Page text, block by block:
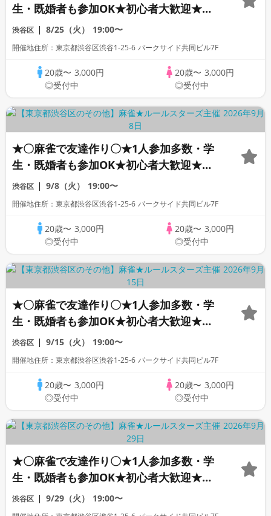
生・既婚者も参加OK★初心者大歓迎★初
心者向けリーグ戦★｜社会人友達作り麻雀
サークル☆ルールスターズ
渋谷区 8/25（火） 19:00〜
開催地住所：東京都渋谷区渋谷1-25-6 パークサイド共同ビル7F
20歳〜 3,000円
◎受付中
20歳〜 3,000円
◎受付中
★〇麻雀で友達作り〇★1人参加多数・学
生・既婚者も参加OK★初心者大歓迎★初
心者向けリーグ戦★｜社会人友達作り麻雀
サークル☆ルールスターズ
渋谷区 9/8（火） 19:00〜
開催地住所：東京都渋谷区渋谷1-25-6 パークサイド共同ビル7F
20歳〜 3,000円
◎受付中
20歳〜 3,000円
◎受付中
★〇麻雀で友達作り〇★1人参加多数・学
生・既婚者も参加OK★初心者大歓迎★初
心者向けリーグ戦★｜社会人友達作り麻雀
サークル☆ルールスターズ
渋谷区 9/15（火） 19:00〜
開催地住所：東京都渋谷区渋谷1-25-6 パークサイド共同ビル7F
20歳〜 3,000円
◎受付中
20歳〜 3,000円
◎受付中
★〇麻雀で友達作り〇★1人参加多数・学
生・既婚者も参加OK★初心者大歓迎★初
心者向けリーグ戦★｜社会人友達作り麻雀
サークル☆ルールスターズ
渋谷区 9/29（火） 19:00〜